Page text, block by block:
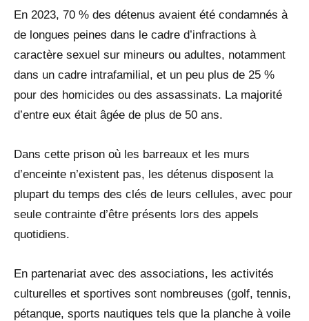
En 2023, 70 % des détenus avaient été condamnés à
de longues peines dans le cadre d’infractions à
caractère sexuel sur mineurs ou adultes, notamment
dans un cadre intrafamilial, et un peu plus de 25 %
pour des homicides ou des assassinats. La majorité
d’entre eux était âgée de plus de 50 ans.
Dans cette prison où les barreaux et les murs
d’enceinte n’existent pas, les détenus disposent la
plupart du temps des clés de leurs cellules, avec pour
seule contrainte d’être présents lors des appels
quotidiens.
En partenariat avec des associations, les activités
culturelles et sportives sont nombreuses (golf, tennis,
pétanque, sports nautiques tels que la planche à voile